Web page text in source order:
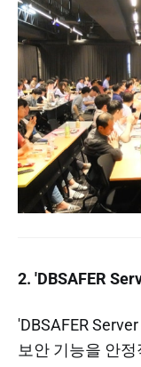
2. 'DBSAFER
'DBSAFER
보안 기능을 안